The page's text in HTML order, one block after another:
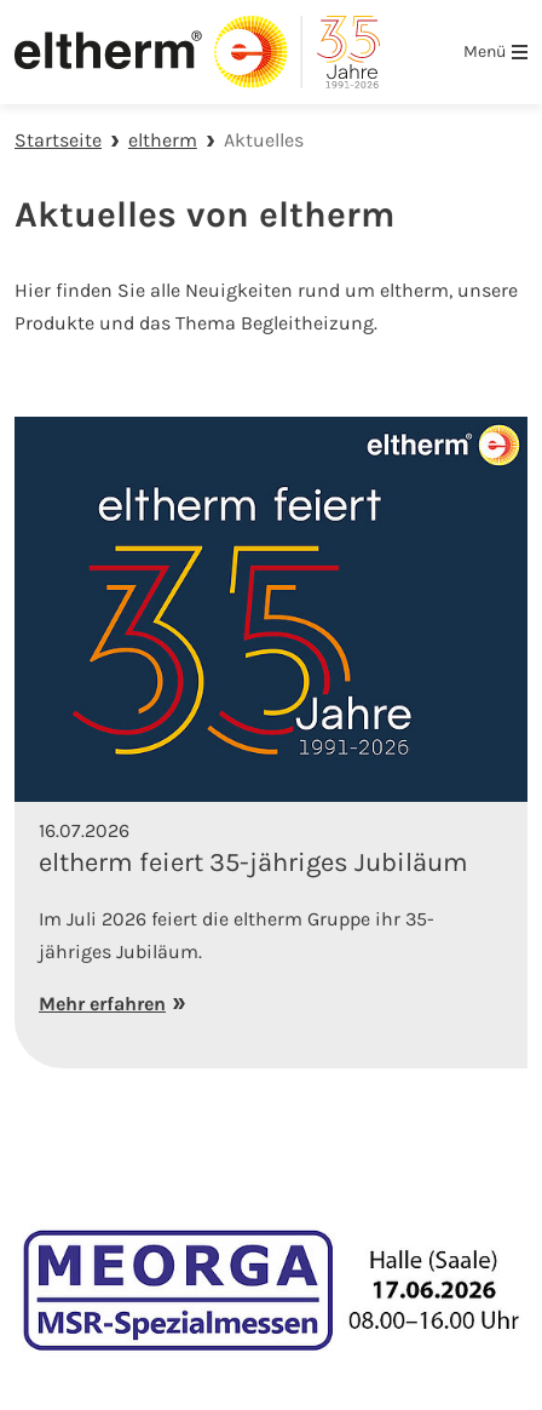
Zur Hauptnavigation springen
Zum Hauptinhalt springen
Zur Fußzeile der Seite springen
Menü
Startseite eltherm Aktuelles
Aktuelles von eltherm
Hier finden Sie alle Neuigkeiten rund um eltherm, unsere
Produkte und das Thema Begleitheizung.
16.07.2026
eltherm feiert 35-jähriges Jubiläum
Im Juli 2026 feiert die eltherm Gruppe ihr 35-
jähriges Jubiläum.
Mehr erfahren